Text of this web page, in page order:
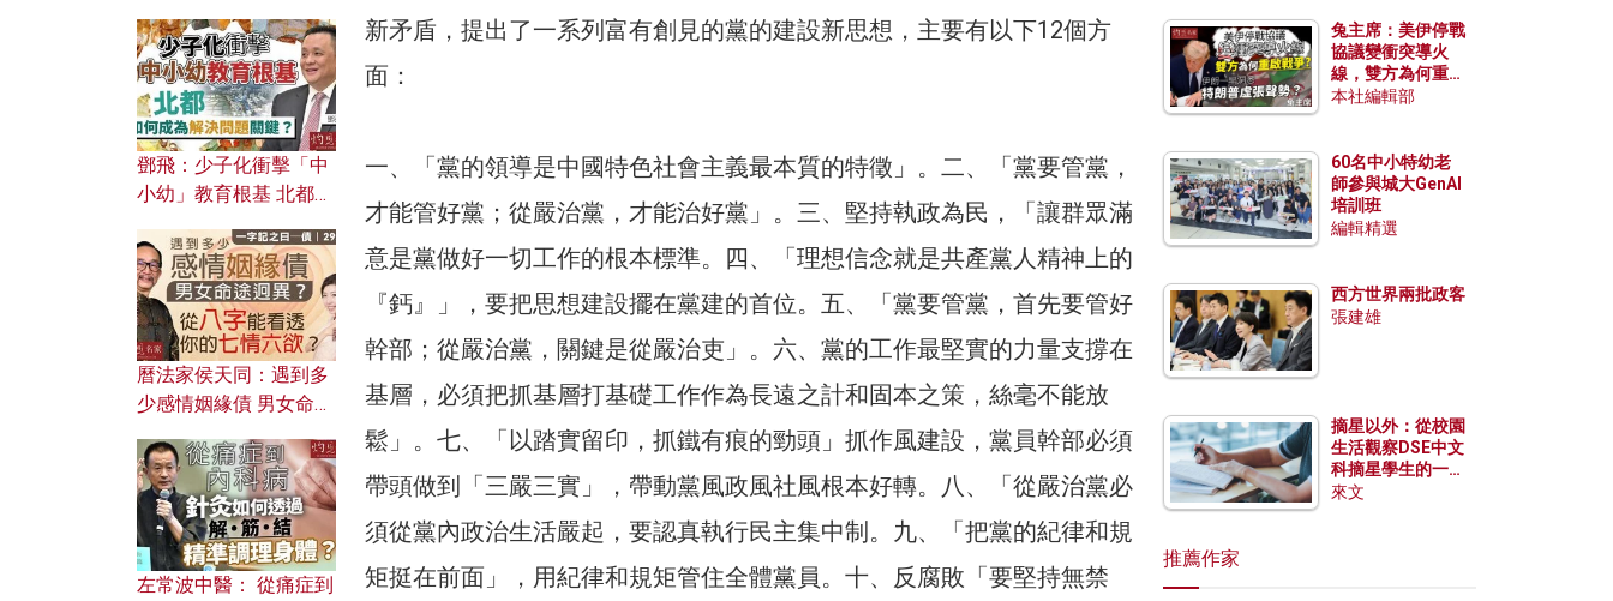
新矛盾，提出了一系列富有創見的黨的建設新思想，主要有以下12個方
面：
一、「黨的領導是中國特色社會主義最本質的特徵」。二、「黨要管黨，
才能管好黨；從嚴治黨，才能治好黨」。三、堅持執政為民，「讓群眾滿
意是黨做好一切工作的根本標準。四、「理想信念就是共產黨人精神上的
『鈣』」，要把思想建設擺在黨建的首位。五、「黨要管黨，首先要管好
幹部；從嚴治黨，關鍵是從嚴治吏」。六、黨的工作最堅實的力量支撐在
基層，必須把抓基層打基礎工作作為長遠之計和固本之策，絲毫不能放
鬆」。七、「以踏實留印，抓鐵有痕的勁頭」抓作風建設，黨員幹部必須
帶頭做到「三嚴三實」，帶動黨風政風社風根本好轉。八、「從嚴治黨必
須從黨內政治生活嚴起，要認真執行民主集中制。九、「把黨的紀律和規
矩挺在前面」，用紀律和規矩管住全體黨員。十、反腐敗「要堅持無禁
濟為何仍然低迷？
鄧飛：少子化衝擊「中
小幼」教育根基 北都如
曆法家侯天同：遇到多
少感情姻緣債 男女命途
的七情六欲？
左常波中醫： 從痛症到
兔主席：美伊停戰
協議變衝突導火
線，雙方為何重啟
戰爭？伊朗一早洞
本社編輯部
60名中小特幼老
師參與城大GenAI
培訓班
編輯精選
西方世界兩批政客
張建雄
摘星以外：從校園
生活觀察DSE中文
科摘星學生的一點
特質
來文
推薦作家